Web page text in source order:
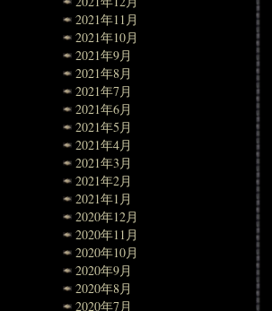
2021年11月
2021年10月
2021年9月
2021年8月
2021年7月
2021年6月
2021年5月
2021年4月
2021年3月
2021年2月
2021年1月
2020年12月
2020年11月
2020年10月
2020年9月
2020年8月
2020年7月